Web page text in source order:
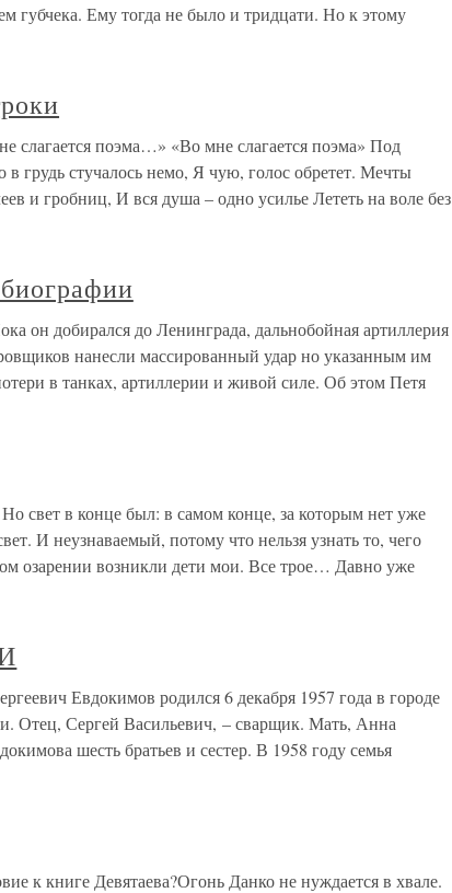
губчека. Ему тогда не было и тридцати. Но к этому
слагается поэма…» «Во мне слагается поэма» Под
грудь стучалось немо, Я чую, голос обретет. Мечты
и гробниц, И вся душа – одно усилье Лететь на воле без
он добирался до Ленинграда, дальнобойная артиллерия
нанесли массированный удар но указанным им
в танках, артиллерии и живой силе. Об этом Петя
свет в конце был: в самом конце, за которым нет уже
И неузнаваемый, потому что нельзя узнать то, чего
озарении возникли дети мои. Все трое… Давно уже
Евдокимов родился 6 декабря 1957 года в городе
Отец, Сергей Васильевич, – сварщик. Мать, Анна
шесть братьев и сестер. В 1958 году семья
к книге Девятаева?Огонь Данко не нуждается в хвале.